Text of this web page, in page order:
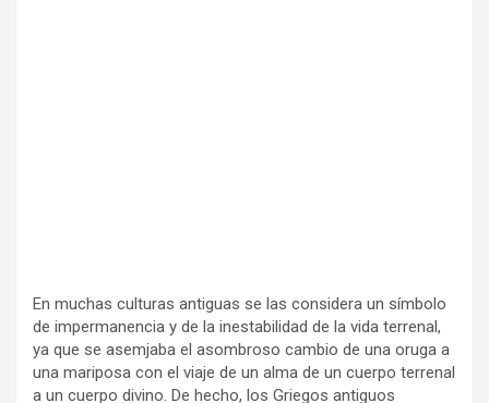
En muchas culturas antiguas se las considera un símbolo
de impermanencia y de la inestabilidad de la vida terrenal,
ya que se asemjaba el asombroso cambio de una oruga a
una mariposa con el viaje de un alma de un cuerpo terrenal
a un cuerpo divino. De hecho, los Griegos antiguos